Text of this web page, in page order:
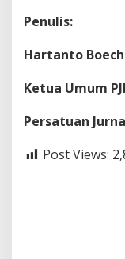
Penulis:
Hartanto
Ketua Umum PJI
Persatuan
Post Views: